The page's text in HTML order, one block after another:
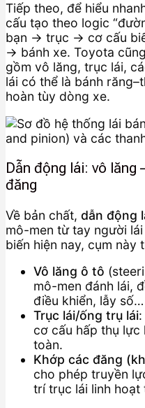
Tiếp theo, để hiểu
cấu tạo theo logic
bạn → trục → cơ cấu
→ bánh xe. Toyota
gồm vô lăng, trục lái,
lái có thể là bánh
hoàn tùy dòng xe.
Dẫn động lái: vô lăng
đăng
Về bản chất, dẫn động
mô-men từ tay người
biến hiện nay, cụm này
Vô lăng ô tô
mô-men đánh lái,
điều khiển, lẫy số…
Trục lái/ống trụ lái
cơ cấu hấp thụ lực
toàn.
Khớp các đăng
cho phép truyền
trí trục lái linh hoạt